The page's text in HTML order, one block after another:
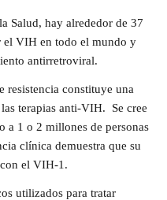
Salud, hay alrededor de 37
el VIH en todo el mundo y
antirretroviral.
resistencia constituye una
terapias anti-VIH. Se cree
a 1 o 2 millones de personas
clínica demuestra que su
el VIH-1.
utilizados para tratar